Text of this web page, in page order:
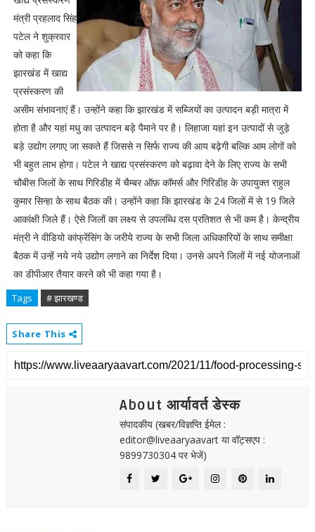
मंत्री प्रहलाद सिंह
पटेल ने शुक्रवार
को कहा कि
झारखंड में खाद्य
प्रसंस्करण की
असीम संभावनाएं हैं। उन्होंने कहा कि झारखंड में सब्जियों का उत्पादन बड़ी मात्रा में
होता है और यहां मधु का उत्पादन बड़े पैमाने पर है। लिहाजा यहां इन उत्पादों से जुड़े
बड़े उद्योग लगाए जा सकते हैं जिससे न सिर्फ राज्य की आय बढ़ेगी बल्कि आम लोगों को
भी बहुत लाभ होगा। पटेल ने खाद्य प्रसंस्करण को बढ़ावा देने के लिए राज्य के सभी
चौबीस जिलों के साथ गिरिडीह में चैम्बर ऑफ़ कॉमर्स और गिरिडीह के उपायुक्त राहुल
कुमार सिन्हा के साथ बैठक की। उन्होंने कहा कि झारखंड के 24 जिलों में से 19 जिले
आकांक्षी जिले हैं। ऐसे जिलों का लक्ष्य से उपलब्धि दस प्रतिशत से भी कम है। केन्द्रीय
मंत्री ने वीडियो कांफ्रेंसिंग के जरीये राज्य के सभी जिला अधिकारियों के साथ समीक्षा
बैठक में उन्हें नये नये उद्योग लगाने का निर्देश दिया। उनसे अपने जिलों में नई योजनाओं
का डीपीआर तैयार करने को भी कहा गया है।
Tags # झारखण्ड
Share This
About आर्यावर्त डेस्क
संपादकीय (खबर/विज्ञप्ति ईमेल :
editor@liveaaryaavart या वॉट्सएप :
9899730304 पर भेजें)